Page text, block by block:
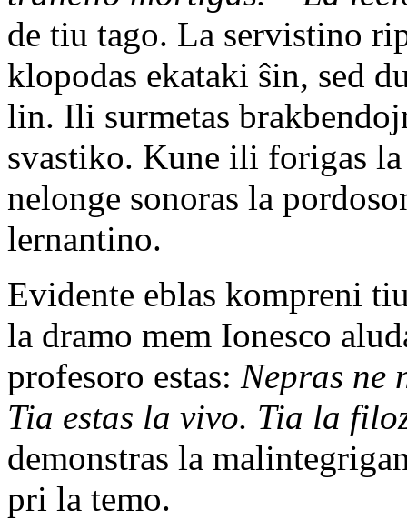
de tiu tago. La servistino
klopodas ekataki ŝin, sed
lin. Ili surmetas
svastiko. Kune ili forigas
nelonge sonoras la
lernantino.
Evidente eblas kompreni
la dramo mem Ionesco
profesoro estas: Nepras ne
Tia estas la vivo. Tia la
demonstras la
pri la temo.